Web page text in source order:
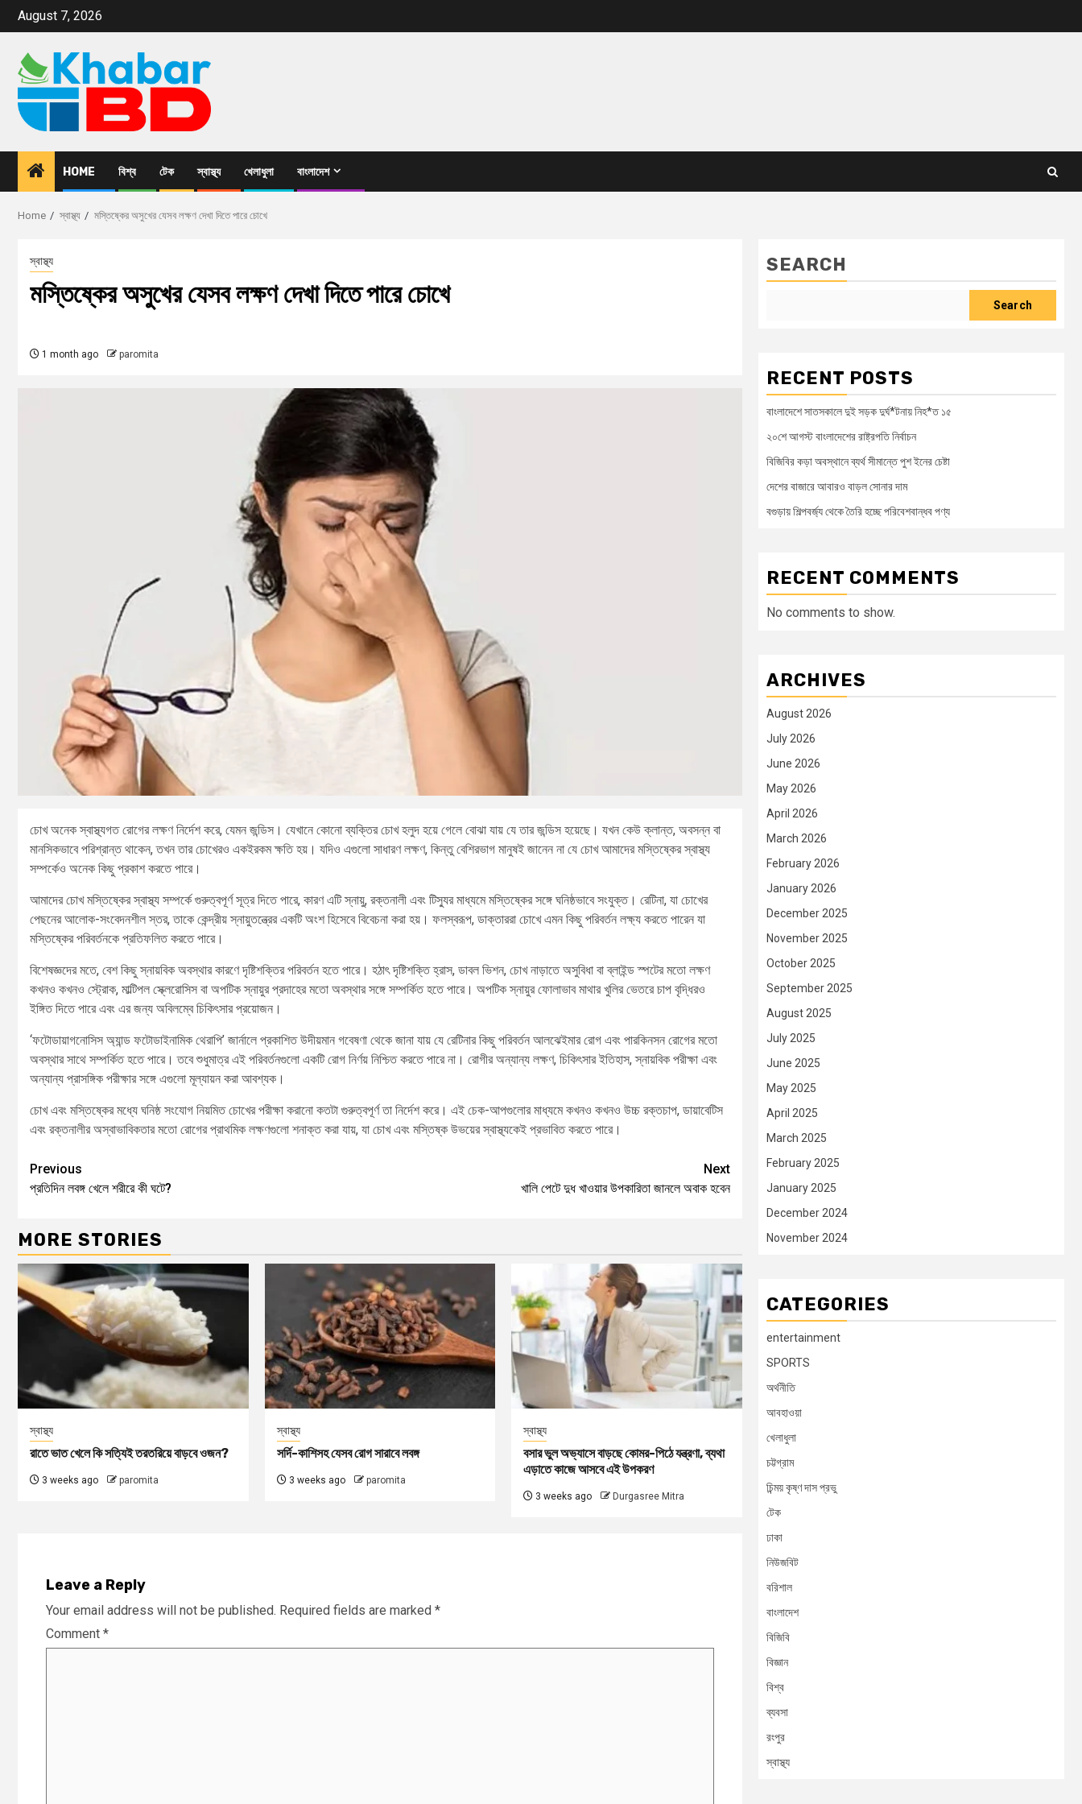
August 7, 2026
HOME বিশ্ব টেক স্বাস্থ্য খেলাধুলা বাংলাদেশ
Home স্বাস্থ্য মস্তিষ্কের অসুখের যেসব লক্ষণ দেখা দিতে পারে চোখে
স্বাস্থ্য
মস্তিষ্কের অসুখের যেসব লক্ষণ দেখা দিতে পারে চোখে
1 month ago paromita
চোখ অনেক স্বাস্থ্যগত রোগের লক্ষণ নির্দেশ করে, যেমন জন্ডিস। যেখানে কোনো ব্যক্তির চোখ হলুদ হয়ে গেলে বোঝা যায় যে তার জন্ডিস হয়েছে। যখন কেউ ক্লান্ত, অবসন্ন বা
মানসিকভাবে পরিশ্রান্ত থাকেন, তখন তার চোখেরও একইরকম ক্ষতি হয়। যদিও এগুলো সাধারণ লক্ষণ, কিন্তু বেশিরভাগ মানুষই জানেন না যে চোখ আমাদের মস্তিষ্কের স্বাস্থ্য
সম্পর্কেও অনেক কিছু প্রকাশ করতে পারে।
আমাদের চোখ মস্তিষ্কের স্বাস্থ্য সম্পর্কে গুরুত্বপূর্ণ সূত্র দিতে পারে, কারণ এটি স্নায়ু, রক্তনালী এবং টিস্যুর মাধ্যমে মস্তিষ্কের সঙ্গে ঘনিষ্ঠভাবে সংযুক্ত। রেটিনা, যা চোখের
পেছনের আলোক-সংবেদনশীল স্তর, তাকে কেন্দ্রীয় স্নায়ুতন্ত্রের একটি অংশ হিসেবে বিবেচনা করা হয়। ফলস্বরূপ, ডাক্তাররা চোখে এমন কিছু পরিবর্তন লক্ষ্য করতে পারেন যা
মস্তিষ্কের পরিবর্তনকে প্রতিফলিত করতে পারে।
বিশেষজ্ঞদের মতে, বেশ কিছু স্নায়বিক অবস্থার কারণে দৃষ্টিশক্তির পরিবর্তন হতে পারে। হঠাৎ দৃষ্টিশক্তি হ্রাস, ডাবল ভিশন, চোখ নাড়াতে অসুবিধা বা ব্লাইন্ড স্পটের মতো লক্ষণ
কখনও কখনও স্ট্রোক, মাল্টিপল স্ক্লেরোসিস বা অপটিক স্নায়ুর প্রদাহের মতো অবস্থার সঙ্গে সম্পর্কিত হতে পারে। অপটিক স্নায়ুর ফোলাভাব মাথার খুলির ভেতরে চাপ বৃদ্ধিরও
ইঙ্গিত দিতে পারে এবং এর জন্য অবিলম্বে চিকিৎসার প্রয়োজন।
‘ফটোডায়াগনোসিস অ্যান্ড ফটোডাইনামিক থেরাপি’ জার্নালে প্রকাশিত উদীয়মান গবেষণা থেকে জানা যায় যে রেটিনার কিছু পরিবর্তন আলঝেইমার রোগ এবং পারকিনসন রোগের মতো
অবস্থার সাথে সম্পর্কিত হতে পারে। তবে শুধুমাত্র এই পরিবর্তনগুলো একটি রোগ নির্ণয় নিশ্চিত করতে পারে না। রোগীর অন্যান্য লক্ষণ, চিকিৎসার ইতিহাস, স্নায়বিক পরীক্ষা এবং
অন্যান্য প্রাসঙ্গিক পরীক্ষার সঙ্গে এগুলো মূল্যায়ন করা আবশ্যক।
চোখ এবং মস্তিষ্কের মধ্যে ঘনিষ্ঠ সংযোগ নিয়মিত চোখের পরীক্ষা করানো কতটা গুরুত্বপূর্ণ তা নির্দেশ করে। এই চেক-আপগুলোর মাধ্যমে কখনও কখনও উচ্চ রক্তচাপ, ডায়াবেটিস
এবং রক্তনালীর অস্বাভাবিকতার মতো রোগের প্রাথমিক লক্ষণগুলো শনাক্ত করা যায়, যা চোখ এবং মস্তিষ্ক উভয়ের স্বাস্থ্যকেই প্রভাবিত করতে পারে।
Previous
প্রতিদিন লবঙ্গ খেলে শরীরে কী ঘটে?
Next
খালি পেটে দুধ খাওয়ার উপকারিতা জানলে অবাক হবেন
MORE STORIES
স্বাস্থ্য
রাতে ভাত খেলে কি সত্যিই তরতরিয়ে বাড়বে ওজন?
3 weeks ago paromita
স্বাস্থ্য
সর্দি-কাশিসহ যেসব রোগ সারাবে লবঙ্গ
3 weeks ago paromita
স্বাস্থ্য
বসার ভুল অভ্যাসে বাড়ছে কোমর-পিঠে যন্ত্রণা, ব্যথা
এড়াতে কাজে আসবে এই উপকরণ
3 weeks ago Durgasree Mitra
Leave a Reply
Your email address will not be published. Required fields are marked *
Comment *
SEARCH
Search
RECENT POSTS
বাংলাদেশে সাতসকালে দুই সড়ক দুর্ঘ*টনায় নিহ*ত ১৫
২০শে আগস্ট বাংলাদেশের রাষ্ট্রপতি নির্বাচন
বিজিবির কড়া অবস্থানে ব্যর্থ সীমান্তে পুশ ইনের চেষ্টা
দেশের বাজারে আবারও বাড়ল সোনার দাম
বগুড়ায় শিল্পবর্জ্য থেকে তৈরি হচ্ছে পরিবেশবান্ধব পণ্য
RECENT COMMENTS
No comments to show.
ARCHIVES
August 2026
July 2026
June 2026
May 2026
April 2026
March 2026
February 2026
January 2026
December 2025
November 2025
October 2025
September 2025
August 2025
July 2025
June 2025
May 2025
April 2025
March 2025
February 2025
January 2025
December 2024
November 2024
CATEGORIES
entertainment
SPORTS
অর্থনীতি
আবহাওয়া
খেলাধুলা
চট্টগ্রাম
চিন্ময় কৃষ্ণ দাস প্রভু
টেক
ঢাকা
নিউজবিট
বরিশাল
বাংলাদেশ
বিজিবি
বিজ্ঞান
বিশ্ব
ব্যবসা
রংপুর
স্বাস্থ্য